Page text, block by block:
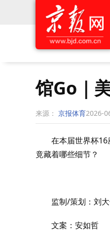
馆Go｜
来源： 京报体育2026-
在本届世界杯
竟藏着哪些细节？
监制/策划：刘
文案：安如哲